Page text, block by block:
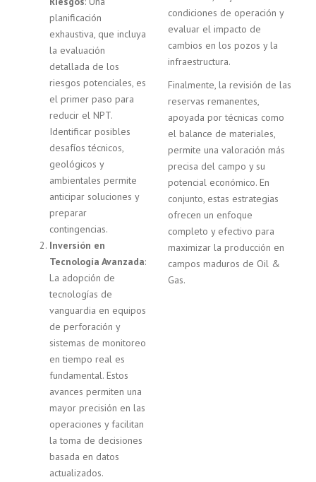
condiciones de operación y
evaluar el impacto de
cambios en los pozos y la
infraestructura.
Finalmente, la revisión de las
reservas remanentes,
apoyada por técnicas como
el balance de materiales,
permite una valoración más
precisa del campo y su
potencial económico. En
conjunto, estas estrategias
ofrecen un enfoque
completo y efectivo para
maximizar la producción en
campos maduros de Oil &
Gas.
planificación
exhaustiva, que incluya
la evaluación
detallada de los
riesgos potenciales, es
el primer paso para
reducir el NPT.
Identificar posibles
desafíos técnicos,
geológicos y
ambientales permite
anticipar soluciones y
preparar
contingencias.
Inversión en
Tecnología Avanzada:
La adopción de
tecnologías de
vanguardia en equipos
de perforación y
sistemas de monitoreo
en tiempo real es
fundamental. Estos
avances permiten una
mayor precisión en las
operaciones y facilitan
la toma de decisiones
basada en datos
actualizados.